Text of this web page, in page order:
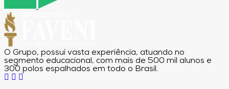
O Grupo, possui vasta experiência, atuando no
segmento educacional, com mais de 500 mil alunos e
300 polos espalhados em todo o Brasil.